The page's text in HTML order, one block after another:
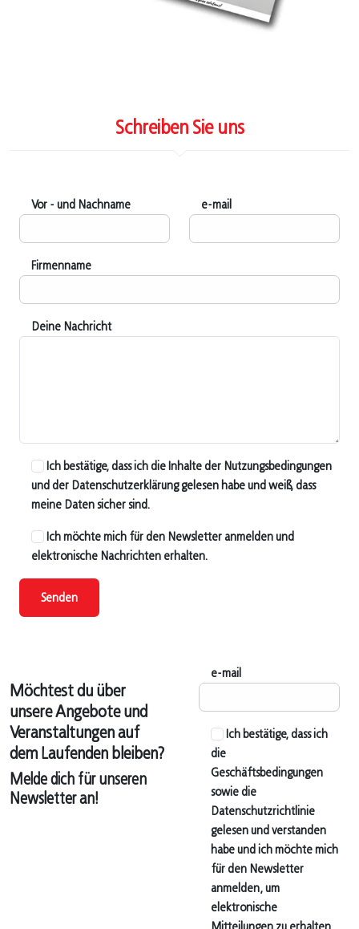
Schreiben Sie uns
Vor - und Nachname e-mail
Firmenname
Deine Nachricht
Ich bestätige, dass ich die Inhalte der Nutzungsbedingungen
und der Datenschutzerklärung gelesen habe und weiß, dass
meine Daten sicher sind.
Ich möchte mich für den Newsletter anmelden und
elektronische Nachrichten erhalten.
Senden
Möchtest du über
unsere Angebote und
Veranstaltungen auf
dem Laufenden bleiben?
Melde dich für unseren
Newsletter an!
e-mail
Ich bestätige, dass ich
die
Geschäftsbedingungen
sowie die
Datenschutzrichtlinie
gelesen und verstanden
habe und ich möchte mich
für den Newsletter
anmelden, um
elektronische
Mitteilungen zu erhalten.